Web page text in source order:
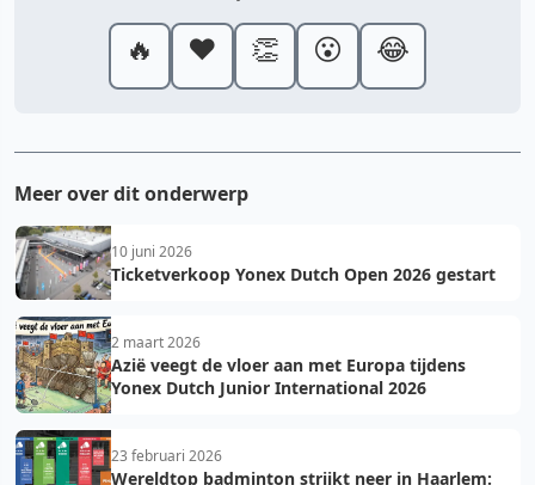
🔥 ❤️ 👏 😮 😂
Meer over dit onderwerp
10 juni 2026
Ticketverkoop Yonex Dutch Open 2026 gestart
2 maart 2026
Azië veegt de vloer aan met Europa tijdens
Yonex Dutch Junior International 2026
23 februari 2026
Wereldtop badminton strijkt neer in Haarlem: